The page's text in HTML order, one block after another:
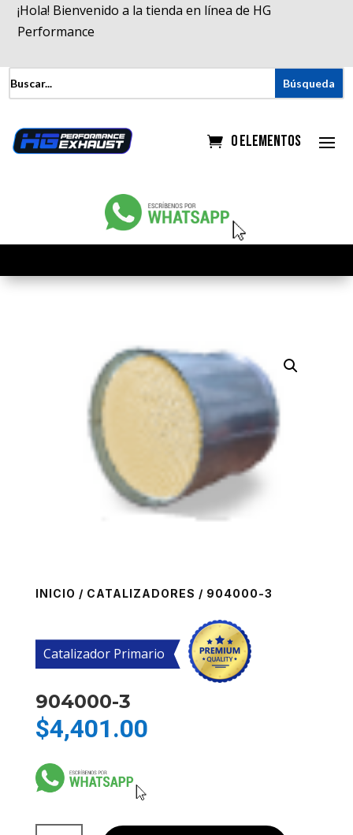
¡Hola! Bienvenido a la tienda en línea de HG
Performance
0 elementos
INICIO / CATALIZADORES / 904000-3
Catalizador Primario
904000-3
$4,401.00